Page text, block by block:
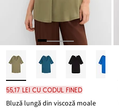
55,17 lei cu codul FINED
Bluză lungă din viscoză moale